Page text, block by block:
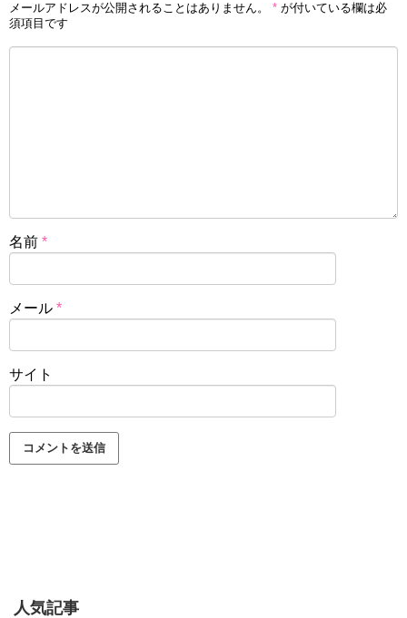
メールアドレスが公開されることはありません。 * が付いている欄は必
須項目です
名前 *
メール *
サイト
人気記事